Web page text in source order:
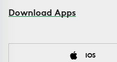
Download Apps
IOS